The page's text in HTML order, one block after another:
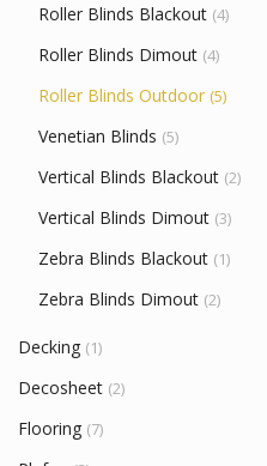
Roller Blinds Blackout (4)
Roller Blinds Dimout (4)
Roller Blinds Outdoor (5)
Venetian Blinds (5)
Vertical Blinds Blackout (2)
Vertical Blinds Dimout (3)
Zebra Blinds Blackout (1)
Zebra Blinds Dimout (2)
Decking (1)
Decosheet (2)
Flooring (7)